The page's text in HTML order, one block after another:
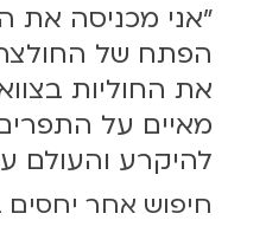
״אני מכניסה
הפתח של
את החוליות
מאיים על
להיקרע והעולם
חיפוש אחר יחסים